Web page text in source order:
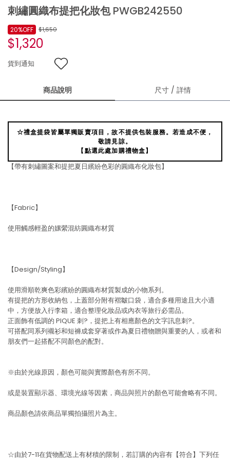
刺繡圓織布提把化妝包 PWGB242550
$1,650
$1,320
20%OFF
貨到通知
商品說明 尺寸 / 詳情
☆禮盒提袋皆屬單獨販賣項目，故不提供包裝服務。若造成不便，
敬請見諒。
【點選此處加購禮物盒】
【帶有刺繡圖案和提把夏日繽紛色彩的圓織布化妝包】
【Fabric】
使用觸感輕盈的嫘縈混紡圓織布材質
【Design/Styling】
使用滑順乾爽色彩繽紛的圓織布材質製成的小物系列。
有提把的方形收納包，上蓋部分附有褶皺口袋，適合多種用途且大小適
中，方便放入行李箱，適合整理化妝品或內衣等旅行必需品。
正面飾有低調的 PIQUE 刺?，提把上有相應顏色的文字訊息刺?。
可搭配同系列襯衫和短褲成套穿著或作為夏日禮物贈與重要的人，或者和
朋友們一起搭配不同顏色的配對。
※由於光線原因，顏色可能與實際顏色有所不同。
或是裝置顯示器、環境光線等因素，商品與照片的顏色可能會略有不同。
商品顏色請依商品單獨拍攝照片為主。
☆由於7-11在貨物配送上有材積的限制，若訂購的內容有【符合】下列任